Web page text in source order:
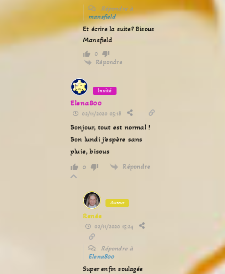
Répondre à
mansfield
Et écrire la suite? Bisous
Mansfield
0
Répondre
Invité
Elena800
02/11/2020 05:18
Bonjour, tout est normal !
Bon lundi j’espère sans
pluie, bisous
0 Répondre
Auteur
Renée
02/11/2020 15:24
Répondre à
Elena800
Super enfin soulagée